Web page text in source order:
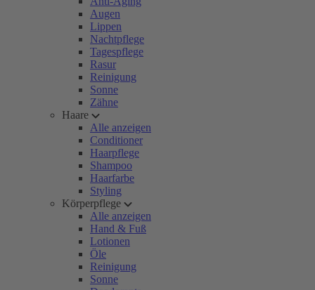
Augen
Lippen
Nachtpflege
Tagespflege
Rasur
Reinigung
Sonne
Zähne
Haare
Alle anzeigen
Conditioner
Haarpflege
Shampoo
Haarfarbe
Styling
Körperpflege
Alle anzeigen
Hand & Fuß
Lotionen
Öle
Reinigung
Sonne